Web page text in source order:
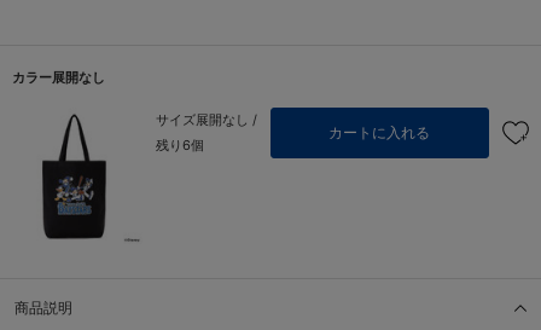
カラー展開なし
サイズ展開なし /
残り6個
カートに入れる
商品説明